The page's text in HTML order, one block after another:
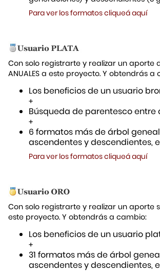
Para ver los formatos cliqueá aquí
Con solo registrarte y realizar un aporte
ANUALES a este proyecto. Y obtendrás a
Los beneficios de un usuario
+
Búsqueda de parentesco entre
+
6 formatos más de árbol
ascendentes y descendientes,
Para ver los formatos cliqueá aquí
Con solo registrarte y realizar un aporte
este proyecto. Y obtendrás a cambio:
Los beneficios de un usuario
+
31 formatos más de árbol
ascendentes y descendientes,